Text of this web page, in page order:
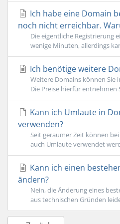
Ich habe eine Domain
noch nicht erreichbar.
Die eigentliche Registrierung
wenige Minuten, allerdings
Ich benötige weitere
Weitere Domains können Sie
Die Preise hierfür entnehmen
Kann ich Umlaute in
verwenden?
Seit geraumer Zeit können
auch Umlaute verwendet
Kann ich einen
ändern?
Nein, die Änderung eines
aus technischen Gründen